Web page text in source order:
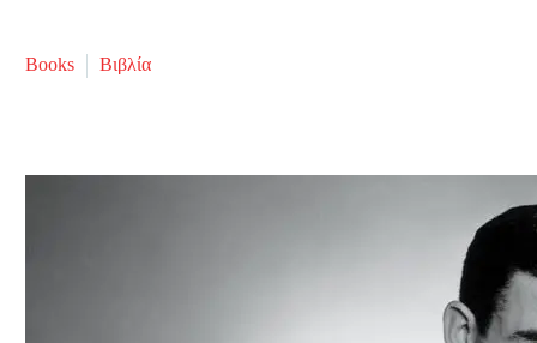
Books Βιβλία